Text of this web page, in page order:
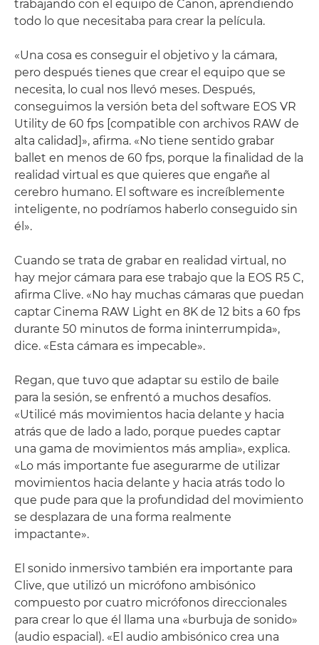
trabajando con el equipo de Canon, aprendiendo
todo lo que necesitaba para crear la película.
«Una cosa es conseguir el objetivo y la cámara,
pero después tienes que crear el equipo que se
necesita, lo cual nos llevó meses. Después,
conseguimos la versión beta del software EOS VR
Utility de 60 fps [compatible con archivos RAW de
alta calidad]», afirma. «No tiene sentido grabar
ballet en menos de 60 fps, porque la finalidad de la
realidad virtual es que quieres que engañe al
cerebro humano. El software es increíblemente
inteligente, no podríamos haberlo conseguido sin
él».
Cuando se trata de grabar en realidad virtual, no
hay mejor cámara para ese trabajo que la EOS R5 C,
afirma Clive. «No hay muchas cámaras que puedan
captar Cinema RAW Light en 8K de 12 bits a 60 fps
durante 50 minutos de forma ininterrumpida»,
dice. «Esta cámara es impecable».
Regan, que tuvo que adaptar su estilo de baile
para la sesión, se enfrentó a muchos desafíos.
«Utilicé más movimientos hacia delante y hacia
atrás que de lado a lado, porque puedes captar
una gama de movimientos más amplia», explica.
«Lo más importante fue asegurarme de utilizar
movimientos hacia delante y hacia atrás todo lo
que pude para que la profundidad del movimiento
se desplazara de una forma realmente
impactante».
El sonido inmersivo también era importante para
Clive, que utilizó un micrófono ambisónico
compuesto por cuatro micrófonos direccionales
para crear lo que él llama una «burbuja de sonido»
(audio espacial). «El audio ambisónico crea una